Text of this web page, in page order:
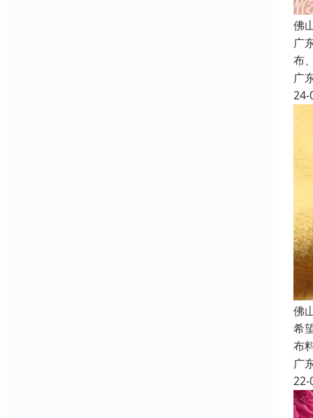
佛
广
布
广
24-
佛
希
布
广
22-